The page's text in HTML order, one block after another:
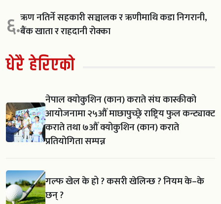
६.ऋण नतिर्ने सहकारी सञ्चालक र ऋणीमाथि कडा निगरानी,
बैंक खाता र राहदानी रोक्का
धेरै हेरिएको
नेपाल क्योकुशिन (कान) कराते संघ कास्कीको
आयोजनामा २५औँ माछापुच्छ्रे राष्ट्रिय फुल कन्ट्याक्ट
कराते तथा ७औँ क्योकुशिन (कान) कराते
प्रतियोगिता सम्पन्न
गल्फ खेल के हो ? कसरी खेलिन्छ ? नियम के–के
छन् ?